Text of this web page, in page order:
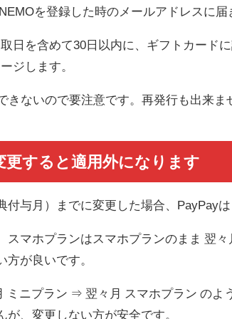
を登録した時のメールアドレスに届
日を含めて30日以内に、ギフトカード
ジします。
ないので要注意です。再発行も出来ま
更すると適用外になります
付与月）までに変更した場合、PayPayは
スマホプランはスマホプランのまま 翌々
方が良いです。
ニプラン ⇒ 翌々月 スマホプラン のよ
が、変更しない方が安全です。